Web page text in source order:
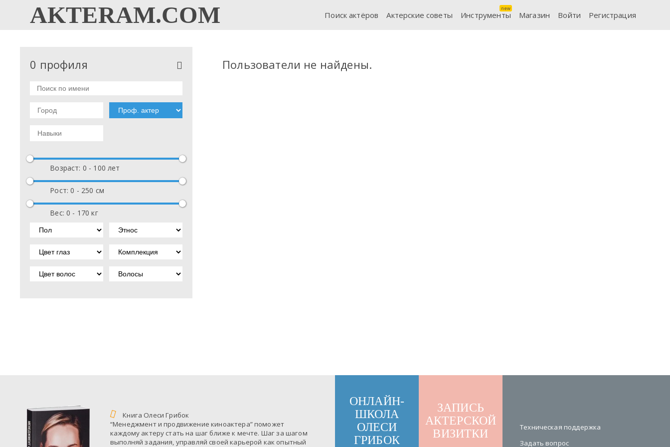
AKTERAM.COM Поиск актёров Актерские советы Инструменты Магазин Войти Регистрация
0 профиля
Возраст: 0 - 100 лет
Рост: 0 - 250 см
Вес: 0 - 170 кг
Пользователи не найдены.
Книга Олеси Грибок
“Менеджмент и продвижение киноактера” поможет
каждому актеру стать на шаг ближе к мечте. Шаг за шагом
выполняй задания, управляй своей карьерой как опытный
ОНЛАЙН-
ШКОЛА
ОЛЕСИ
ГРИБОК
ЗАПИСЬ
АКТЕРСКОЙ
ВИЗИТКИ
Техническая поддержка
Задать вопрос